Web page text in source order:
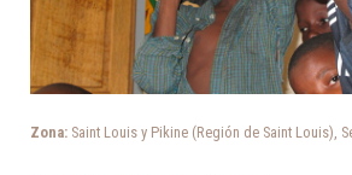
Zona: Saint Louis y Pikine (Región de Saint Louis),